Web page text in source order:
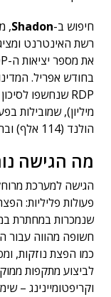
חיפוש ב-Shadon
,
רשת האינטרנט
בחודש אפריל.
הולנד (114 אלף) וברזיל (110 אלף).
מה הגישה
הגישה למערכת
פעולות פליליות:
שנמכרות במחתרת
חשופה מהווה עבור
כמו הפצת נוזקות,
לביצוע מתקפות
וקריפטומיינינג –